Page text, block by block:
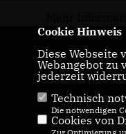
Cookie Hinweis
Diese Webseite
Webangebot zu
jederzeit
Technisch
Die notwendigen
Cookies von